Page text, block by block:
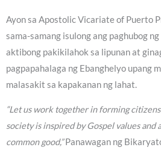
Ayon sa Apostolic Vicariate of Puerto
sama-samang isulong ang paghubog
aktibong pakikilahok sa lipunan at
pagpapahalaga ng Ebanghelyo upang
malasakit sa kapakanan ng lahat.
“Let us work together in forming
society is inspired by Gospel values and
common good,”Panawagan ng